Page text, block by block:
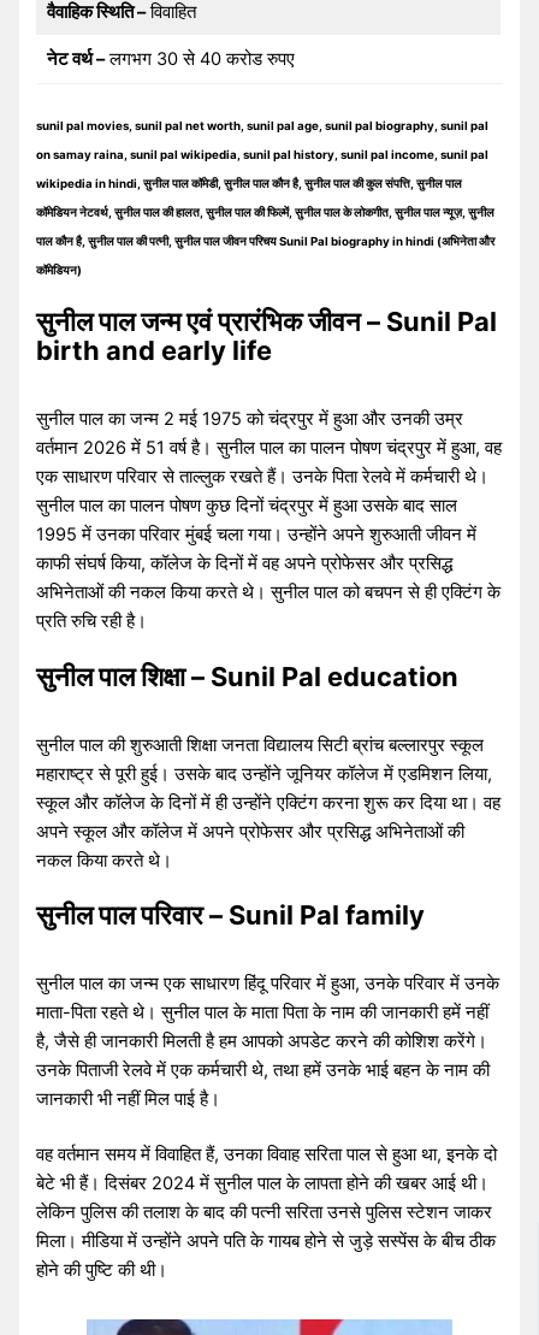
वैवाहिक स्थिति –विवाहित
नेट वर्थ –लगभग 30 से 40 करोड रुपए
sunil pal movies, sunil pal net worth, sunil pal age, sunil pal biography, sunil pal
on samay raina, sunil pal wikipedia, sunil pal history, sunil pal income, sunil pal
wikipedia in hindi, सुनील पाल कॉमेडी, सुनील पाल कौन है, सुनील पाल की कुल संपत्ति, सुनील पाल
कॉमेडियन नेटवर्थ, सुनील पाल की हालत, सुनील पाल की फिल्में, सुनील पाल के लोकगीत, सुनील पाल न्यूज़, सुनील
पाल कौन है, सुनील पाल की पत्नी, सुनील पाल जीवन परिचय Sunil Pal biography in hindi (अभिनेता और
कॉमेडियन)
सुनील पाल जन्म एवं प्रारंभिक जीवन – Sunil Pal
birth and early life
सुनील पाल का जन्म 2 मई 1975 को चंद्रपुर में हुआ और उनकी उम्र
वर्तमान 2026 में 51 वर्ष है। सुनील पाल का पालन पोषण चंद्रपुर में हुआ, वह
एक साधारण परिवार से ताल्लुक रखते हैं। उनके पिता रेलवे में कर्मचारी थे।
सुनील पाल का पालन पोषण कुछ दिनों चंद्रपुर में हुआ उसके बाद साल
1995 में उनका परिवार मुंबई चला गया। उन्होंने अपने शुरुआती जीवन में
काफी संघर्ष किया, कॉलेज के दिनों में वह अपने प्रोफेसर और प्रसिद्ध
अभिनेताओं की नकल किया करते थे। सुनील पाल को बचपन से ही एक्टिंग के
प्रति रुचि रही है।
सुनील पाल शिक्षा – Sunil Pal education
सुनील पाल की शुरुआती शिक्षा जनता विद्यालय सिटी ब्रांच बल्लारपुर स्कूल
महाराष्ट्र से पूरी हुई। उसके बाद उन्होंने जूनियर कॉलेज में एडमिशन लिया,
स्कूल और कॉलेज के दिनों में ही उन्होंने एक्टिंग करना शुरू कर दिया था। वह
अपने स्कूल और कॉलेज में अपने प्रोफेसर और प्रसिद्ध अभिनेताओं की
नकल किया करते थे।
सुनील पाल परिवार – Sunil Pal family
सुनील पाल का जन्म एक साधारण हिंदू परिवार में हुआ, उनके परिवार में उनके
माता-पिता रहते थे। सुनील पाल के माता पिता के नाम की जानकारी हमें नहीं
है, जैसे ही जानकारी मिलती है हम आपको अपडेट करने की कोशिश करेंगे।
उनके पिताजी रेलवे में एक कर्मचारी थे, तथा हमें उनके भाई बहन के नाम की
जानकारी भी नहीं मिल पाई है।
वह वर्तमान समय में विवाहित हैं, उनका विवाह सरिता पाल से हुआ था, इनके दो
बेटे भी हैं। दिसंबर 2024 में सुनील पाल के लापता होने की खबर आई थी।
लेकिन पुलिस की तलाश के बाद की पत्नी सरिता उनसे पुलिस स्टेशन जाकर
मिला। मीडिया में उन्होंने अपने पति के गायब होने से जुड़े सस्पेंस के बीच ठीक
होने की पुष्टि की थी।